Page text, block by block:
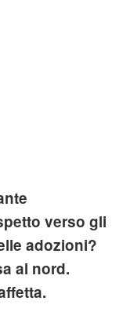
verso gli
adozioni?
al nord.